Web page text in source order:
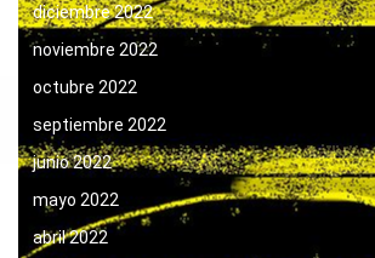
diciembre 2022
noviembre 2022
octubre 2022
septiembre 2022
junio 2022
mayo 2022
abril 2022